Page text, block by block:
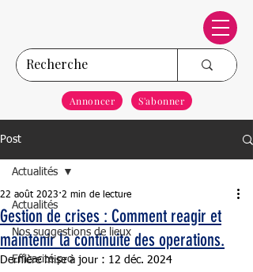
S'abonner
Annoncer
Post
Actualités
Nos suggestions de lieux
Efficacité pro
Actualités
Gestion de crises : Comment reagir et
maintenir la continuite des operations.
22 août 2023 2 min de lecture
Dernière mise à jour : 12 déc. 2024